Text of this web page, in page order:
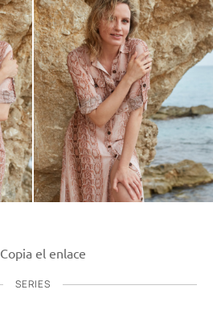
Copia el enlace
SERIES